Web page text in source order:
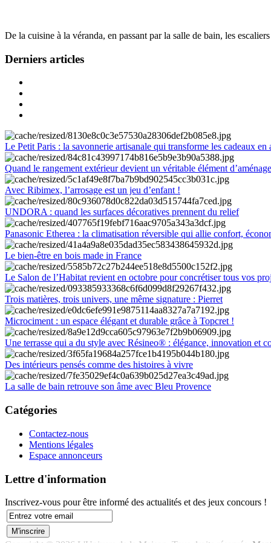
De la cuisine à la véranda, en passant par la salle de bain, les
Derniers articles
Le Petit Paris : la savonnerie artisanale qui transforme les cadeaux en
Quand le rangement extérieur devient un véritable élément
Avec Ribimex, l’arrosage est un jeu d’enfant !
UNDORA : quand les surfaces décoratives prennent du relief
Panasonic Etherea : la climatisation réversible qui allie confort,
Le bien-être en bois made in France
Le Salon de l’Habitat revient en octobre pour concrétiser tous vos
Trois matières, trois univers, une même signature : Pierret
Microciment : un espace élégant et durable grâce à Topcret !
Une terrasse qui a du style avec Résineo® : élégance, innovation et
Des intérieurs pensés comme des histoires à vivre
La salle de bain retrouve son âme avec Bleu Provence
Catégories
Contactez-nous
Mentions légales
Espace annonceurs
Lettre d'information
Inscrivez-vous pour être informé des actualités et des jeux concours !